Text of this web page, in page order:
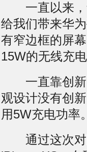
一直以来，
给我们带来华
有窄边框的屏
15W的无线充
一直靠创新
观设计没有创
用5W充电功率。
通过这次对